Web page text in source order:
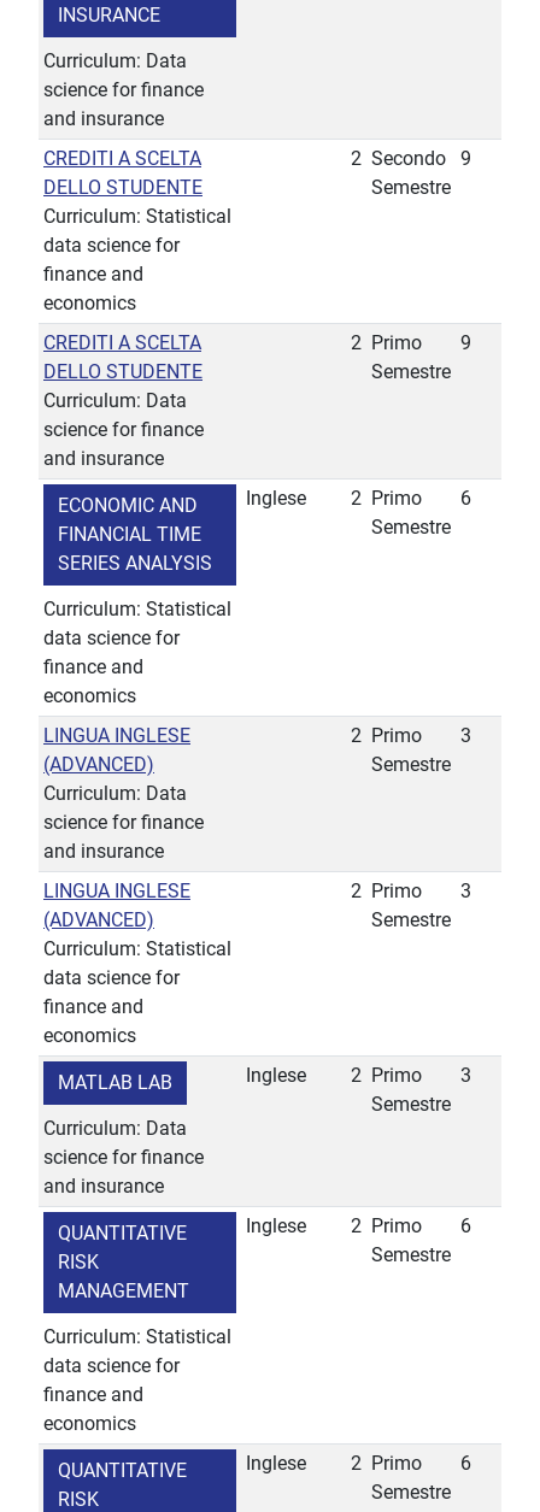
INSURANCE
Curriculum: Data
science for finance
and insurance
CREDITI A SCELTA
DELLO STUDENTE
Curriculum: Statistical
data science for
finance and
economics
2 Secondo
Semestre
9
CREDITI A SCELTA
DELLO STUDENTE
Curriculum: Data
science for finance
and insurance
2 Primo
Semestre
9
ECONOMIC AND
FINANCIAL TIME
SERIES ANALYSIS
Curriculum: Statistical
data science for
finance and
economics
Inglese 2 Primo
Semestre
6
LINGUA INGLESE
(ADVANCED)
Curriculum: Data
science for finance
and insurance
2 Primo
Semestre
3
LINGUA INGLESE
(ADVANCED)
Curriculum: Statistical
data science for
finance and
economics
2 Primo
Semestre
3
MATLAB LAB
Curriculum: Data
science for finance
and insurance
Inglese 2 Primo
Semestre
3
QUANTITATIVE
RISK
MANAGEMENT
Curriculum: Statistical
data science for
finance and
economics
Inglese 2 Primo
Semestre
6
QUANTITATIVE
RISK
Inglese 2 Primo
Semestre
6